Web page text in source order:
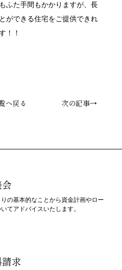
ふた手間もかかりますが、長
ができる住宅をご提供できれ
！！
へ戻る 次の記事→
の基本的なことから資金計画やロー
てアドバイスいたします。
求